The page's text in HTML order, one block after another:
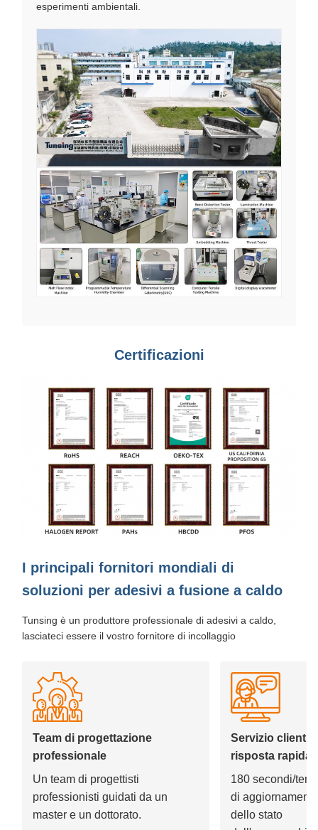
esperimenti ambientali.
Certificazioni
I principali fornitori mondiali di
soluzioni per adesivi a fusione a caldo
Tunsing è un produttore professionale di adesivi a caldo,
lasciateci essere il vostro fornitore di incollaggio
Team di progettazione
professionale
Un team di progettisti
professionisti guidati da un
master e un dottorato.
Servizio clienti
risposta rapida
180 secondi/
di aggiornamento
dello stato